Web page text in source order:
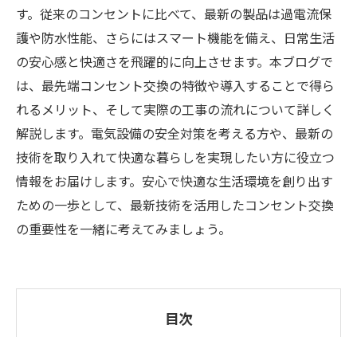
す。従来のコンセントに比べて、最新の製品は過電流保
護や防水性能、さらにはスマート機能を備え、日常生活
の安心感と快適さを飛躍的に向上させます。本ブログで
は、最先端コンセント交換の特徴や導入することで得ら
れるメリット、そして実際の工事の流れについて詳しく
解説します。電気設備の安全対策を考える方や、最新の
技術を取り入れて快適な暮らしを実現したい方に役立つ
情報をお届けします。安心で快適な生活環境を創り出す
ための一歩として、最新技術を活用したコンセント交換
の重要性を一緒に考えてみましょう。
目次